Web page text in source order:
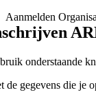
Aanmelden
onderstaande
de gegevens die je